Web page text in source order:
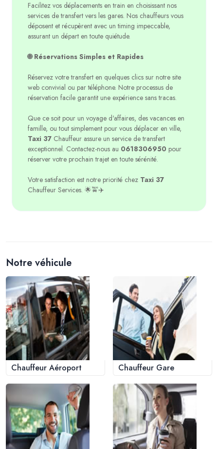
Facilitez vos déplacements en train en choisissant nos
services de transfert vers les gares. Nos chauffeurs vous
déposent et récupèrent avec un timing impeccable,
assurant un départ en toute quiétude.
🌐 Réservations Simples et Rapides
Réservez votre transfert en quelques clics sur notre site
web convivial ou par téléphone. Notre processus de
réservation facile garantit une expérience sans tracas.
Que ce soit pour un voyage d'affaires, des vacances en
famille, ou tout simplement pour vous déplacer en ville,
Taxi 37 Chauffeur assure un service de transfert
exceptionnel. Contactez-nous au 0618306950 pour
réserver votre prochain trajet en toute sérénité.
Votre satisfaction est notre priorité chez Taxi 37
Chauffeur Services. 🌟🚖✈️
Notre véhicule
Chauffeur Aéroport Chauffeur Gare